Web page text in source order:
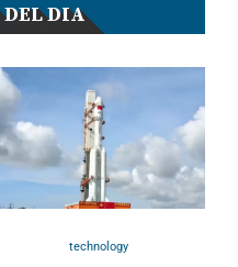
DIA
technology